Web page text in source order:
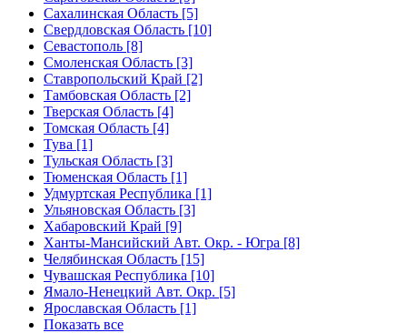
Сахалинская Область [5]
Свердловская Область [10]
Севастополь [8]
Смоленская Область [3]
Ставропольский Край [2]
Тамбовская Область [2]
Тверская Область [4]
Томская Область [4]
Тува [1]
Тульская Область [3]
Тюменская Область [1]
Удмуртская Республика [1]
Ульяновская Область [3]
Хабаровский Край [9]
Ханты-Мансийский Авт. Окр. - Югра [8]
Челябинская Область [15]
Чувашская Республика [10]
Ямало-Ненецкий Авт. Окр. [5]
Ярославская Область [1]
Показать все